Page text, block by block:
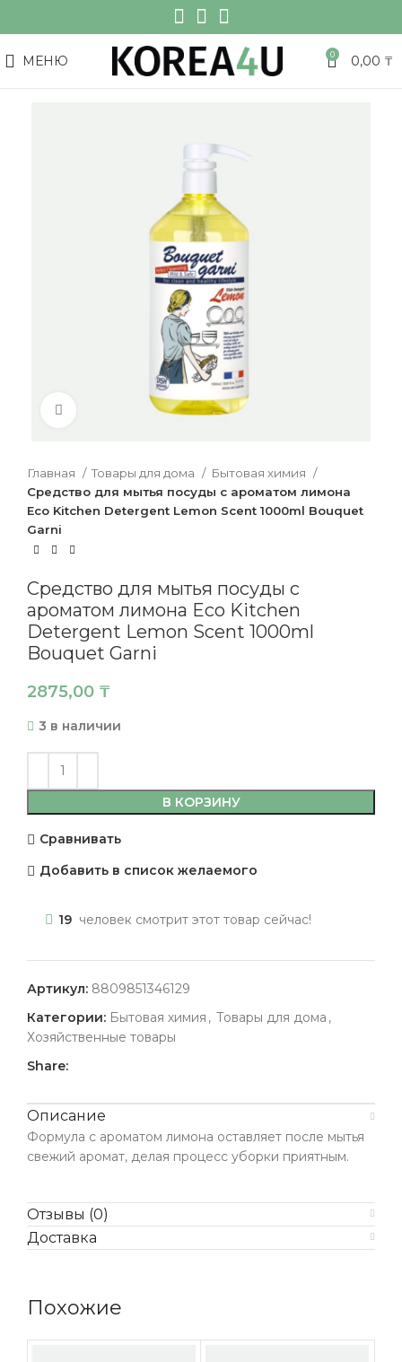
МЕНЮ 0 0,00 ₸
Нажмите, чтобы увеличить
Главная Товары для дома
Бытовая химия
Средство для мытья посуды с ароматом лимона
Eco Kitchen Detergent Lemon Scent 1000ml Bouquet
Garni
Средство для мытья посуды с
ароматом лимона Eco Kitchen
Detergent Lemon Scent 1000ml
Bouquet Garni
2875,00 ₸
3 в наличии
В КОРЗИНУ
Сравнивать
Добавить в список желаемого
19 человек смотрит этот товар сейчас!
Артикул: 8809851346129
Категории: Бытовая химия , Товары для дома ,
Хозяйственные товары
Share:
Описание
Формула с ароматом лимона оставляет после мытья
свежий аромат, делая процесс уборки приятным.
Отзывы (0)
Доставка
Похожие